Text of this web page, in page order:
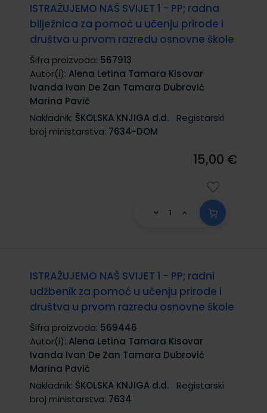
ISTRAŽUJEMO NAŠ SVIJET 1 - PP; radna
bilježnica za pomoć u učenju prirode i
društva u prvom razredu osnovne škole
Šifra proizvoda: 567913
Autor(i): Alena Letina Tamara Kisovar
Ivanda Ivan De Zan Tamara Dubrović
Marina Pavić
Nakladnik: ŠKOLSKA KNJIGA d.d.
Registarski
broj ministarstva: 7634-DOM
15,00 €
ISTRAŽUJEMO NAŠ SVIJET 1 - PP; radni
udžbenik za pomoć u učenju prirode i
društva u prvom razredu osnovne škole
Šifra proizvoda: 569446
Autor(i): Alena Letina Tamara Kisovar
Ivanda Ivan De Zan Tamara Dubrović
Marina Pavić
Nakladnik: ŠKOLSKA KNJIGA d.d.
Registarski
broj ministarstva: 7634